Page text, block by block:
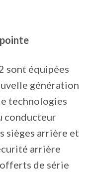
sont équipées
génération
technologies
conducteur
sièges arrière et
arrière
de série